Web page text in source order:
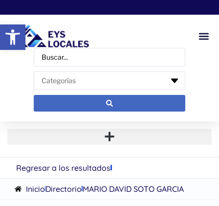
Abrir barra de herramientas
Regresar a los resultados
InicioDirectorioMARIO DAVID SOTO GARCIA